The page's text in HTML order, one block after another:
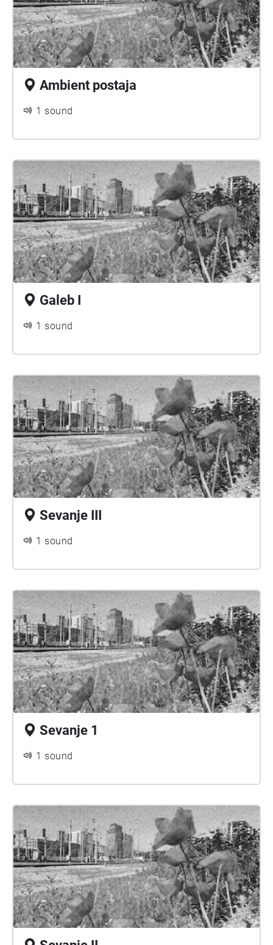
Ambient postaja
1 sound
Galeb I
1 sound
Sevanje III
1 sound
Sevanje 1
1 sound